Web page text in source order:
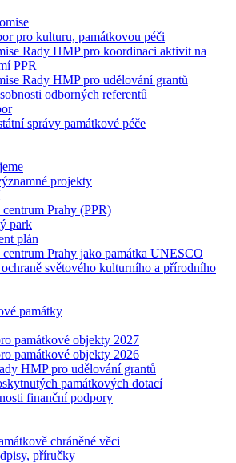
pro kulturu, památkovou péči
Rady HMP pro koordinaci aktivit na
PPR
Rady HMP pro udělování grantů
odborných referentů
správy památkové péče
projekty
Prahy (PPR)
park
plán
Prahy jako památka UNESCO
světového kulturního a přírodního
památky
památkové objekty 2027
památkové objekty 2026
HMP pro udělování grantů
památkových dotací
finanční podpory
chráněné věci
příručky